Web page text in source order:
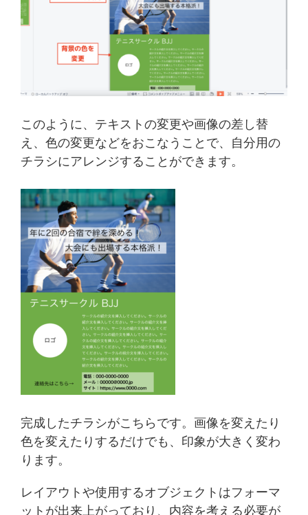
このように、テキストの変更や画像の差し替
え、色の変更などをおこなうことで、自分用の
チラシにアレンジすることができます。
完成したチラシがこちらです。画像を変えたり
色を変えたりするだけでも、印象が大きく変わ
ります。
レイアウトや使用するオブジェクトはフォーマ
ットが出来上がっており、内容を考える必要が